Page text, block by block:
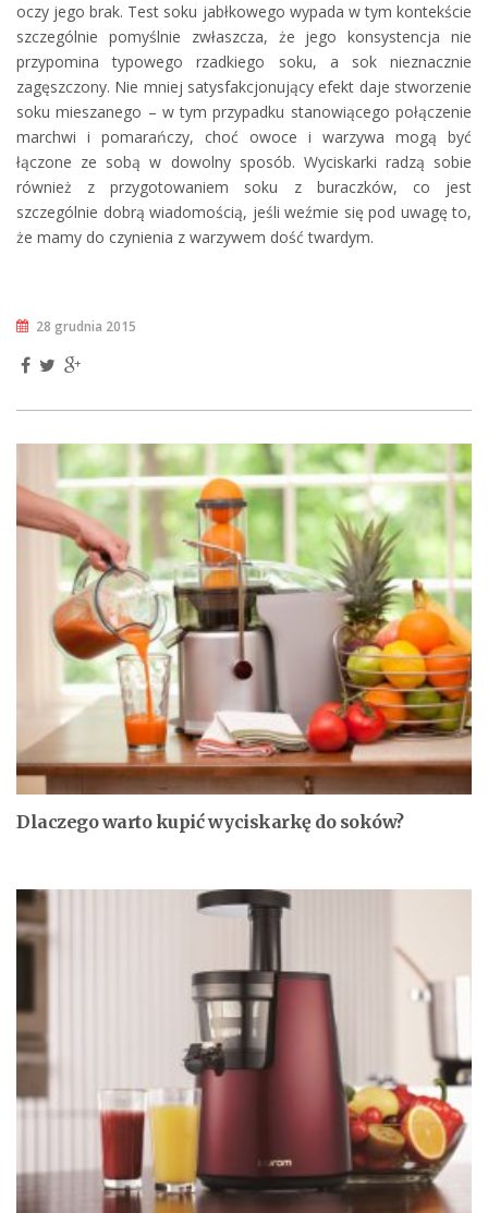
oczy jego brak. Test soku jabłkowego wypada w tym kontekście
szczególnie pomyślnie zwłaszcza, że jego konsystencja nie
przypomina typowego rzadkiego soku, a sok nieznacznie
zagęszczony. Nie mniej satysfakcjonujący efekt daje stworzenie
soku mieszanego – w tym przypadku stanowiącego połączenie
marchwi i pomarańczy, choć owoce i warzywa mogą być
łączone ze sobą w dowolny sposób. Wyciskarki radzą sobie
również z przygotowaniem soku z buraczków, co jest
szczególnie dobrą wiadomością, jeśli weźmie się pod uwagę to,
że mamy do czynienia z warzywem dość twardym.
28 grudnia 2015
Dlaczego warto kupić wyciskarkę do soków?